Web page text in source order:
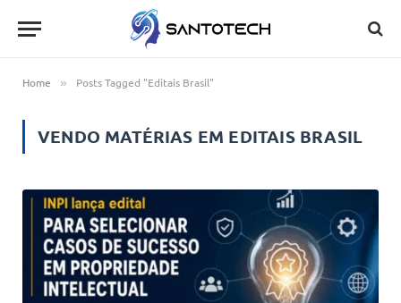
Home » Posts Tagged "Editais Brasil"
VENDO MATÉRIAS EM EDITAIS BRASIL